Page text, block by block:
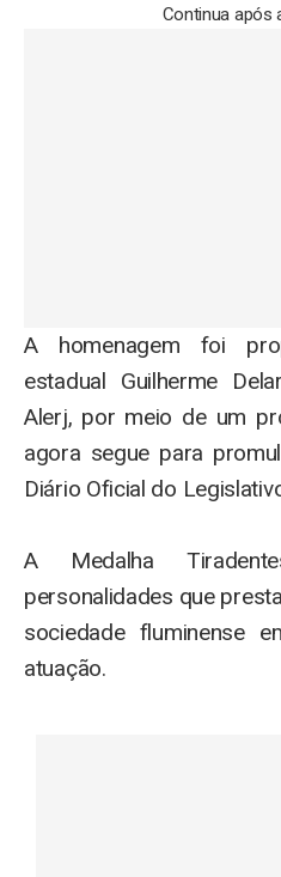
Continua após
A homenagem foi
estadual Guilherme
Alerj, por meio de um
agora segue para
Diário Oficial do
A Medalha
personalidades que
sociedade fluminense
atuação.